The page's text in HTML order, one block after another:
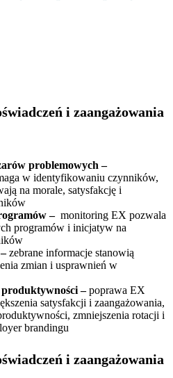
i zaangażowania
problemowych –
w identyfikowaniu czynników,
na morale, satysfakcję i
– monitoring EX pozwala
programów i inicjatyw na
zebrane informacje stanowią
zmian i usprawnień w
–poprawa EX
satysfakcji i zaangażowania,
zmniejszenia rotacji i
brandingu
i zaangażowania